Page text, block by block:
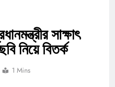
সাক্ষাৎ
নিয়ে বিতর্ক
1 Mins